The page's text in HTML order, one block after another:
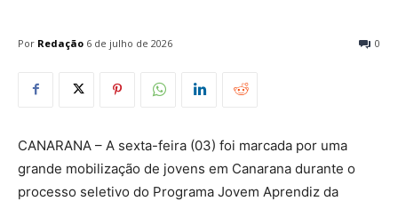
Por Redação 0
6 de julho de 2026
CANARANA – A sexta-feira (03) foi marcada por uma
grande mobilização de jovens em Canarana durante o
processo seletivo do Programa Jovem Aprendiz da